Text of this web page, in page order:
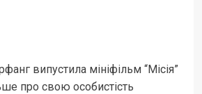
випустила мініфільм “Місія”
про свою особистість